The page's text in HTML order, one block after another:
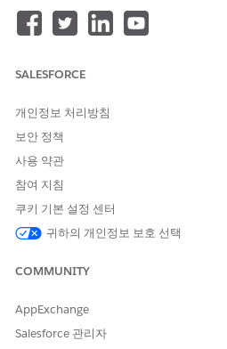
와 통합되면 지원 팀이 해당 레코드에
조할 수 있습니다. 참조는 실시간
CI와 IPCR 레코드를 연결하면 팀이 소
CMDB가 활성화되고 관련 권한이 구
이 기사를 통해 문제를
SALESFORCE
개인정보 처리방침
보안 정책
사용 약관
참여 지침
쿠키 기본 설정 센터
귀하의 개인정보 보호 선택
COMMUNITY
AppExchange
Salesforce 관리자